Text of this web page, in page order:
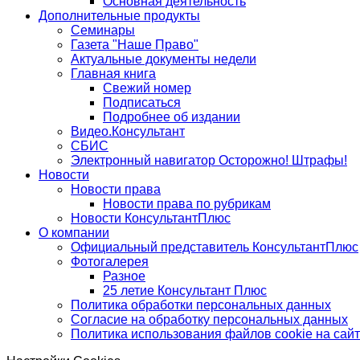
Дополнительные продукты
Семинары
Газета "Наше Право"
Актуальные документы недели
Главная книга
Свежий номер
Подписаться
Подробнее об издании
Видео.Консультант
СБИС
Электронный навигатор Осторожно! Штрафы!
Новости
Новости права
Новости права по рубрикам
Новости КонсультантПлюс
О компании
Официальный представитель КонсультантПлюс
Фотогалерея
Разное
25 летие Консультант Плюс
Политика обработки персональных данных
Согласие на обработку персональных данных
Политика использования файлов cookie на